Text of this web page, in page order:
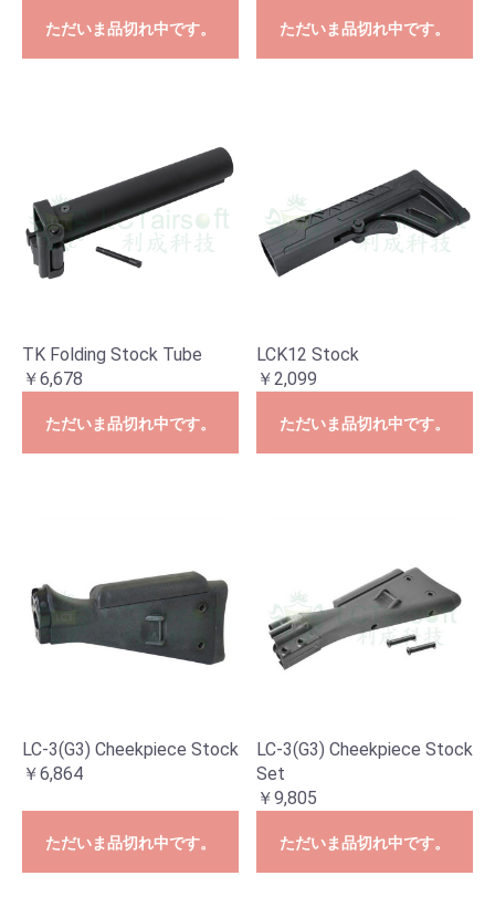
ただいま品切れ中です。 ただいま品切れ中です。
TK Folding Stock Tube
￥6,678
ただいま品切れ中です。
LCK12 Stock
￥2,099
ただいま品切れ中です。
LC-3(G3) Cheekpiece Stock
￥6,864
ただいま品切れ中です。
LC-3(G3) Cheekpiece Stock
Set
￥9,805
ただいま品切れ中です。